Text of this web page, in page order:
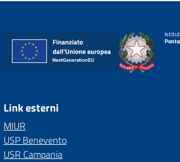
Link esterni
MIUR
USP Benevento
USR Campania